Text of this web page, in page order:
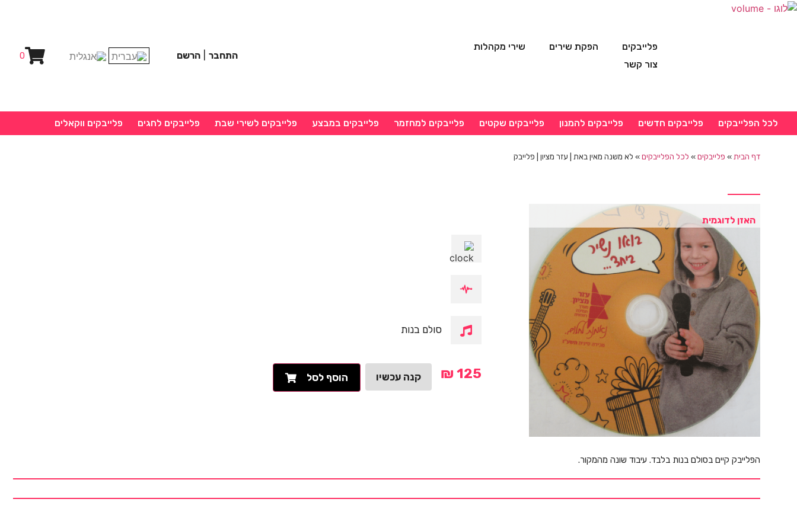
פלייבקים הפקת שירים
שירי מקהלות
צור קשר
התחבר הרשם 0
לכל הפלייבקים פלייבקים חדשים פלייבקים להמנון פלייבקים שקטים פלייבקים למחזמר פלייבקים במבצע פלייבקים לשירי שבת פלייבקים לחגים פלייבקים ווקאלים
דף הבית » פלייבקים» לכל הפלייבקים» לא משנה מאין באת | עזר מציון | פלייבק
האזן לדוגמית
סולם בנות
₪ 125 קנה עכשיו הוסף לסל
הפלייבק קיים בסולם בנות בלבד. עיבוד שונה מהמקור.